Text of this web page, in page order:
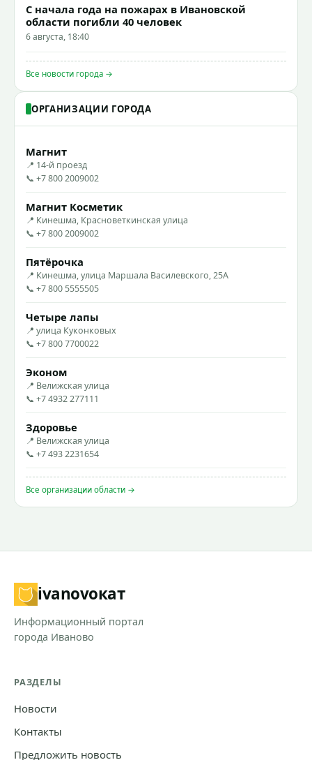
С начала года на пожарах в Ивановской
области погибли 40 человек
6 августа, 18:40
Все новости города →
ОРГАНИЗАЦИИ ГОРОДА
Магнит
📍 14-й проезд
📞 +7 800 2009002
Магнит Косметик
📍 Кинешма, Красноветкинская улица
📞 +7 800 2009002
Пятёрочка
📍 Кинешма, улица Маршала Василевского, 25А
📞 +7 800 5555505
Четыре лапы
📍 улица Куконковых
📞 +7 800 7700022
Эконом
📍 Велижская улица
📞 +7 4932 277111
Здоровье
📍 Велижская улица
📞 +7 493 2231654
Все организации области →
ivanovoкат
Информационный портал
города Иваново
РАЗДЕЛЫ
Новости
Контакты
Предложить новость